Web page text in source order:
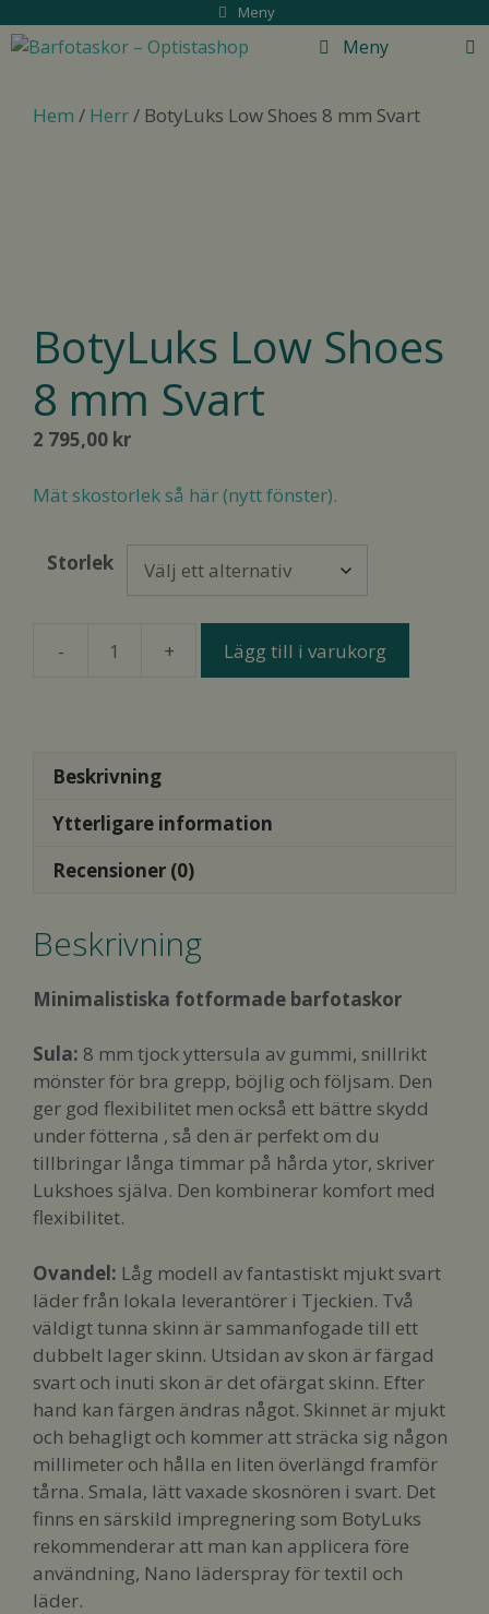
till
Meny
Meny
Hem / Herr/ BotyLuks Low Shoes 8 mm Svart
BotyLuks Low Shoes
8 mm Svart
2 795,00 kr
Mät skostorlek så här (nytt fönster).
Storlek
BotyLuks
mängd
Lägg till i varukorg
Beskrivning
Ytterligare information
Recensioner (0)
Beskrivning
Minimalistiska fotformade barfotaskor
Sula: 8 mm tjock yttersula av gummi, snillrikt
mönster för bra grepp, böjlig och följsam. Den
ger god flexibilitet men också ett bättre skydd
under fötterna , så den är perfekt om du
tillbringar långa timmar på hårda ytor, skriver
Lukshoes själva. Den kombinerar komfort med
flexibilitet.
Ovandel: Låg modell av fantastiskt mjukt svart
läder från lokala leverantörer i Tjeckien. Två
väldigt tunna skinn är sammanfogade till ett
dubbelt lager skinn. Utsidan av skon är färgad
svart och inuti skon är det ofärgat skinn. Efter
hand kan färgen ändras något. Skinnet är mjukt
och behagligt och kommer att sträcka sig någon
millimeter och hålla en liten överlängd framför
tårna. Smala, lätt vaxade skosnören i svart. Det
finns en särskild impregnering som BotyLuks
rekommenderar att man kan applicera före
användning, Nano läderspray för textil och
läder.